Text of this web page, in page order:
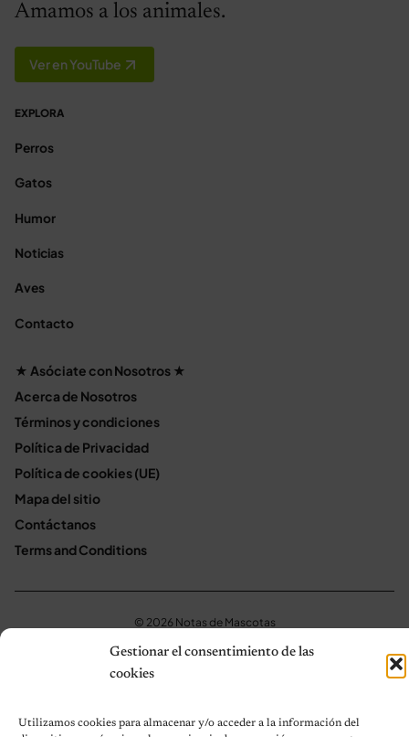
Gestionar el consentimiento de las
cookies
Utilizamos cookies para almacenar y/o acceder a la información del
Amamos a los animales.
Ver en YouTube
EXPLORA
Perros
Gatos
Humor
Noticias
Aves
Contacto
★ Asóciate con Nosotros ★
Acerca de Nosotros
Términos y condiciones
Política de Privacidad
Política de cookies (UE)
Mapa del sitio
Contáctanos
Terms and Conditions
© 2026 Notas de Mascotas